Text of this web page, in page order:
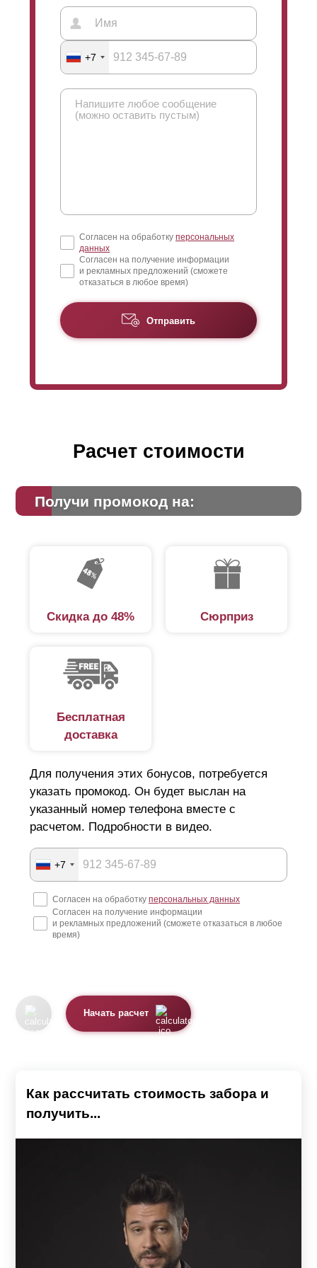
краска износостойкая и защищает ограждение от
коррозии. Главное преимущество - этот тип покраски
не ограничивает наши технологические решения, все
наши дизайнерские проработки будут на самом
высоком уровне.
+7
Согласен на обработку персональных
данных
Согласен на получение информации
и рекламных предложений (сможете
отказаться в любое время)
Отправить
Расчет стоимости
Получи промокод на:
Скидка до 48% Сюрприз
Бесплатная
доставка
Для получения этих бонусов, потребуется
указать промокод. Он будет выслан на
указанный номер телефона вместе с
расчетом. Подробности в видео.
+7
Согласен на обработку персональных данных
Согласен на получение информации
и рекламных предложений (сможете отказаться в любое
время)
Начать расчет
Как рассчитать стоимость забора и
получить...